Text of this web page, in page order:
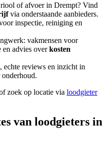
of afvoer in Drempt? Vind
via onderstaande aanbieders.
inspectie, reiniging en
vakmensen voor
en advies overkosten
reviews en inzicht in
zoek op locatie via loodgieter
van loodgieters in